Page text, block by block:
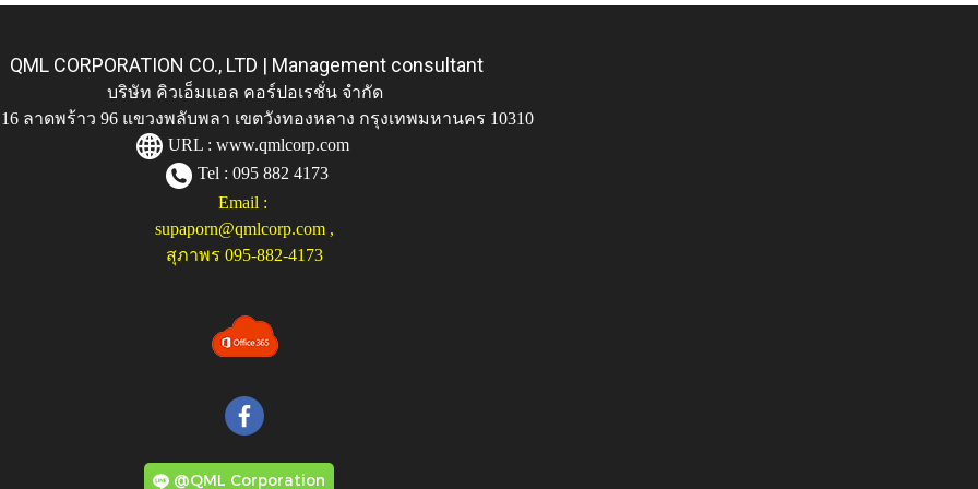
QML CORPORATION CO., LTD | Management consultant
บริษัท คิวเอ็มแอล คอร์ปอเรชั่น จำกัด
ลาดพร้าว 96 แขวงพลับพลา เขตวังทองหลาง กรุงเทพมหานคร 10310
URL : www.qmlcorp.com
Tel : 095 882 4173
Email :
supaporn@qmlcorp.com ,
สุภาพร 095-882-4173
@QML Corporation